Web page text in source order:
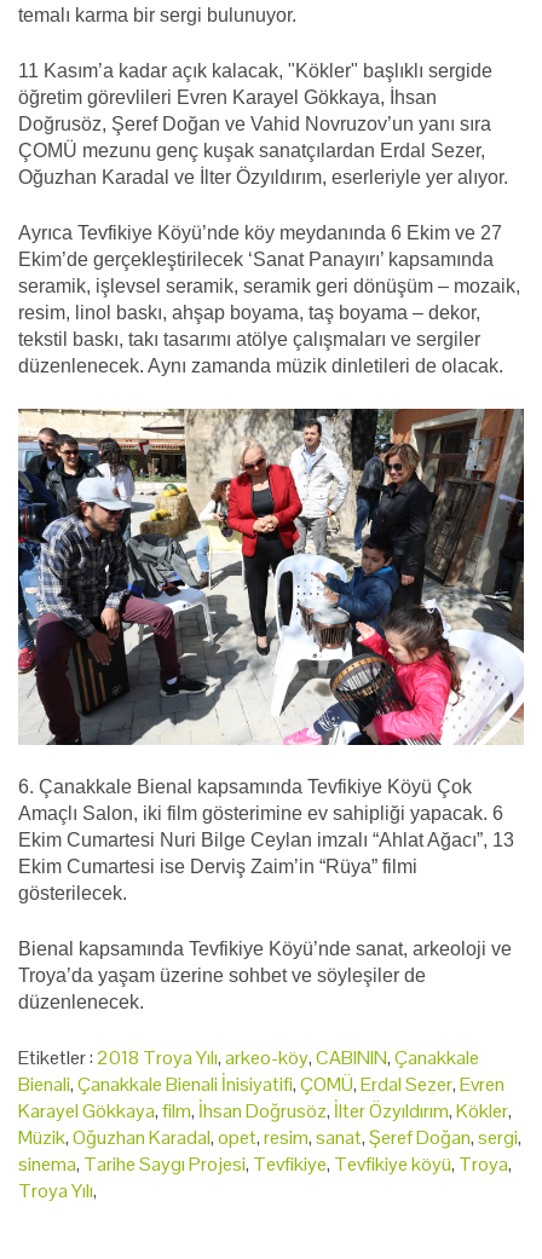
temalı karma bir sergi bulunuyor.
11 Kasım’a kadar açık kalacak, "Kökler" başlıklı sergide
öğretim görevlileri Evren Karayel Gökkaya, İhsan
Doğrusöz, Şeref Doğan ve Vahid Novruzov’un yanı sıra
ÇOMÜ mezunu genç kuşak sanatçılardan Erdal Sezer,
Oğuzhan Karadal ve İlter Özyıldırım, eserleriyle yer alıyor.
Ayrıca Tevfikiye Köyü’nde köy meydanında 6 Ekim ve 27
Ekim’de gerçekleştirilecek ‘Sanat Panayırı’ kapsamında
seramik, işlevsel seramik, seramik geri dönüşüm – mozaik,
resim, linol baskı, ahşap boyama, taş boyama – dekor,
tekstil baskı, takı tasarımı atölye çalışmaları ve sergiler
düzenlenecek. Aynı zamanda müzik dinletileri de olacak.
6. Çanakkale Bienal kapsamında Tevfikiye Köyü Çok
Amaçlı Salon, iki film gösterimine ev sahipliği yapacak. 6
Ekim Cumartesi Nuri Bilge Ceylan imzalı “Ahlat Ağacı”, 13
Ekim Cumartesi ise Derviş Zaim’in “Rüya” filmi
gösterilecek.
Bienal kapsamında Tevfikiye Köyü’nde sanat, arkeoloji ve
Troya’da yaşam üzerine sohbet ve söyleşiler de
düzenlenecek.
Etiketler :2018 Troya Yılı,arkeo-köy,CABININ,Çanakkale
Bienali,Çanakkale Bienali İnisiyatifi,ÇOMÜ,Erdal Sezer,Evren
Karayel Gökkaya,film, İhsan Doğrusöz, İlter Özyıldırım,Kökler,
Müzik,Oğuzhan Karadal,opet,resim,sanat,Şeref Doğan,sergi,
sinema, Tarihe Saygı Projesi, Tevfikiye, Tevfikiye köyü, Troya,
Troya Yılı,